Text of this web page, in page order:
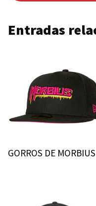
Entradas
GORROS DE MORBIUS